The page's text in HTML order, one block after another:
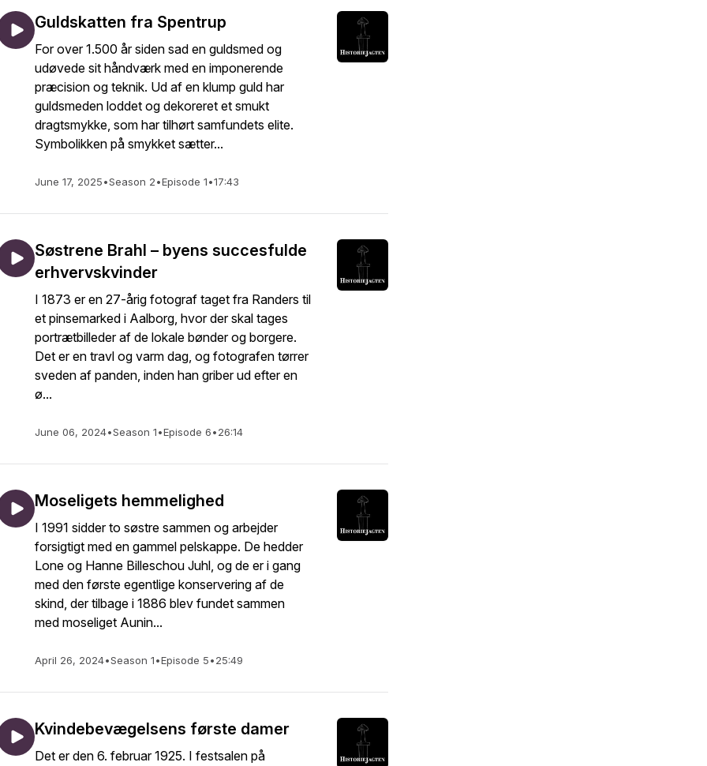
Guldskatten fra Spentrup
For over 1.500 år siden sad en guldsmed og
udøvede sit håndværk med en imponerende
præcision og teknik. Ud af en klump guld har
guldsmeden loddet og dekoreret et smukt
dragtsmykke, som har tilhørt samfundets elite.
Symbolikken på smykket sætter...
June 17, 2025•Season 2•Episode 1•17:43
Søstrene Brahl – byens succesfulde
erhvervskvinder
I 1873 er en 27-årig fotograf taget fra Randers til
et pinsemarked i Aalborg, hvor der skal tages
portrætbilleder af de lokale bønder og borgere.
Det er en travl og varm dag, og fotografen tørrer
sveden af panden, inden han griber ud efter en
ø...
June 06, 2024•Season 1•Episode 6•26:14
Moseligets hemmelighed
I 1991 sidder to søstre sammen og arbejder
forsigtigt med en gammel pelskappe. De hedder
Lone og Hanne Billeschou Juhl, og de er i gang
med den første egentlige konservering af de
skind, der tilbage i 1886 blev fundet sammen
med moseliget Aunin...
April 26, 2024•Season 1•Episode 5•25:49
Kvindebevægelsens første damer
Det er den 6. februar 1925. I festsalen på